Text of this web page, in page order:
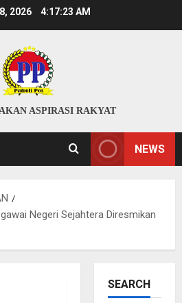
2026 4:17:23 AM
ASPIRASI RAKYAT
NEWS
Negeri Sejahtera Diresmikan
SEARCH